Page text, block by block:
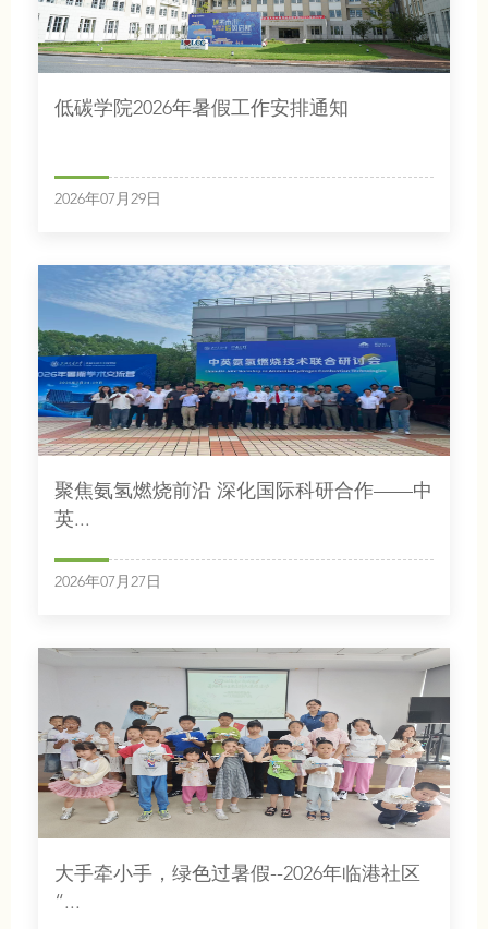
低碳学院2026年暑假工作安排通知
2026年07月29日
聚焦氨氢燃烧前沿 深化国际科研合作——中
英...
2026年07月27日
大手牵小手，绿色过暑假--2026年临港社区
“...